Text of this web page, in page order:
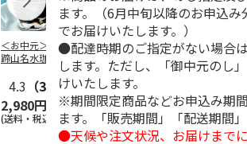
＜お中元＞北海道羊
蹄山名水珈琲ゼリー
4.3 （3）
2,980円
(送料・税込)
＜お中元＞＜ひとと
え＞３層デザートジ
ュレパフェ～国産フ
ルー…
4.7（10）
2,980円
(送料・税込)
＜お中
疋屋＞
個
3,240
(送料・
ます。（6月中旬以降のお申込
でお届けいたします。）
●配達時期のご指定がない場合
します。ただし、「御中元のし
けいたします。
※期間限定商品などお申込み期
ます。「販売期間」「配送期間
●天候や注文状況、お届けまで